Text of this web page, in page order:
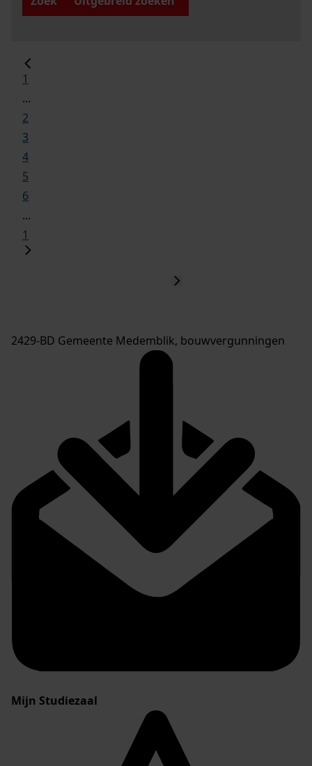
1
...
2
3
4
5
6
...
1
2429-BD Gemeente Medemblik, bouwvergunningen
Mijn Studiezaal